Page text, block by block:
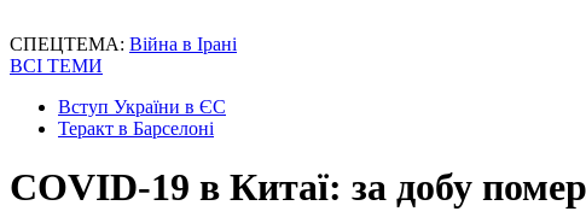
СПЕЦТЕМА: Війна в Ірані
ВСІ ТЕМИ
Вступ України в ЄС
Теракт в Барселоні
COVID-19 в Китаї: за добу